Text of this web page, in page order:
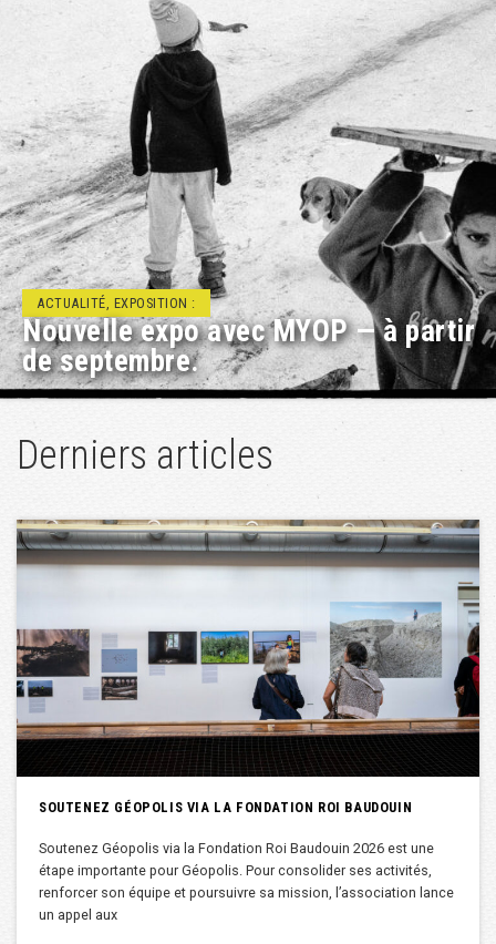
ACTUALITÉ, RENCONTRE/DÉBAT :
Projets éducatifs à Géopolis
Derniers articles
SOUTENEZ GÉOPOLIS VIA LA FONDATION ROI BAUDOUIN
Soutenez Géopolis via la Fondation Roi Baudouin 2026 est une
étape importante pour Géopolis. Pour consolider ses activités,
renforcer son équipe et poursuivre sa mission, l’association lance
un appel aux